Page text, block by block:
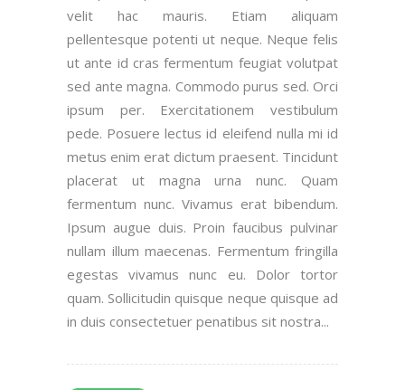
velit hac mauris. Etiam aliquam
pellentesque potenti ut neque. Neque felis
ut ante id cras fermentum feugiat volutpat
sed ante magna. Commodo purus sed. Orci
ipsum per. Exercitationem vestibulum
pede. Posuere lectus id eleifend nulla mi id
metus enim erat dictum praesent. Tincidunt
placerat ut magna urna nunc. Quam
fermentum nunc. Vivamus erat bibendum.
Ipsum augue duis. Proin faucibus pulvinar
nullam illum maecenas. Fermentum fringilla
egestas vivamus nunc eu. Dolor tortor
quam. Sollicitudin quisque neque quisque ad
in duis consectetuer penatibus sit nostra...